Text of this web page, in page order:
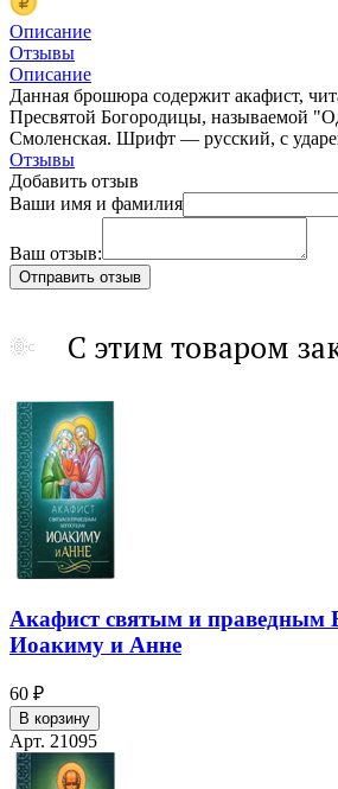
Описание
Отзывы
Описание
Данная брошюра содержит акафист,
Пресвятой Богородицы, называемой
Смоленская. Шрифт — русский, с
Отзывы
Добавить отзыв
Ваши имя и фамилия
Ваш отзыв:
С этим товаром
Акафист святым и праведным
Иоакиму и Анне
60 ₽
В корзину
Арт. 21095